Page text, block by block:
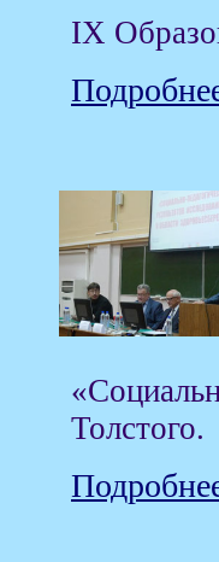
IX
Толстого.